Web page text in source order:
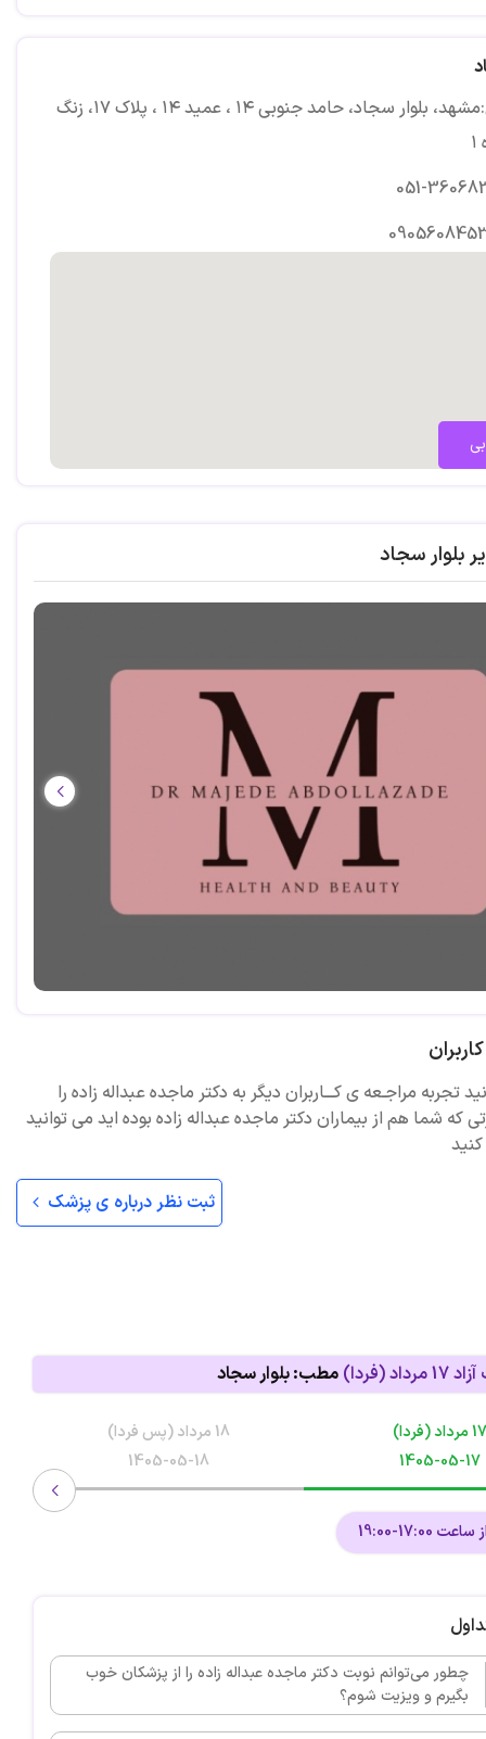
آدرس:مشهد، بلوار سجاد، حامد جنوبی ۱۴ ، عمید ۱۴ ، پلاک ۱۷، زنگ
051-
بلوار سجاد
تجربه مراجـعه ی کـــاربران دیگر به دکتر ماجده عبداله زاده را
که شما هم از بیماران دکتر ماجده عبداله زاده بوده اید می توانید
ثبت نظر درباره ی پزشک
17 مرداد (فردا) مطب: بلوار سجاد
17 مرداد (فردا)
1405-05-17
17:00-19:00
18 مرداد (پس فردا)
1405-05-18
چطور می‌توانم نوبت دکتر ماجده عبداله زاده را از پزشکان خوب
بگیرم و ویزیت شوم؟